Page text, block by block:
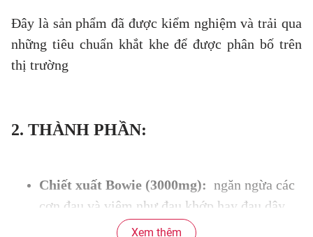
Đây là sản phẩm đã được kiểm nghiệm và trải qua
những tiêu chuẩn khắt khe để được phân bố trên
thị trường
2. THÀNH PHẦN:
Chiết xuất Bowie (3000mg): ngăn ngừa các
cơn đau và viêm như đau khớp hay đau dây
Xem thêm